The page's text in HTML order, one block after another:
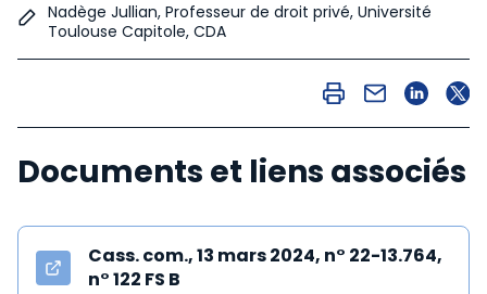
Nadège Jullian, Professeur de droit privé, Université
Toulouse Capitole, CDA
Documents et liens associés
Cass. com., 13 mars 2024, n° 22-13.764,
n° 122 FS B